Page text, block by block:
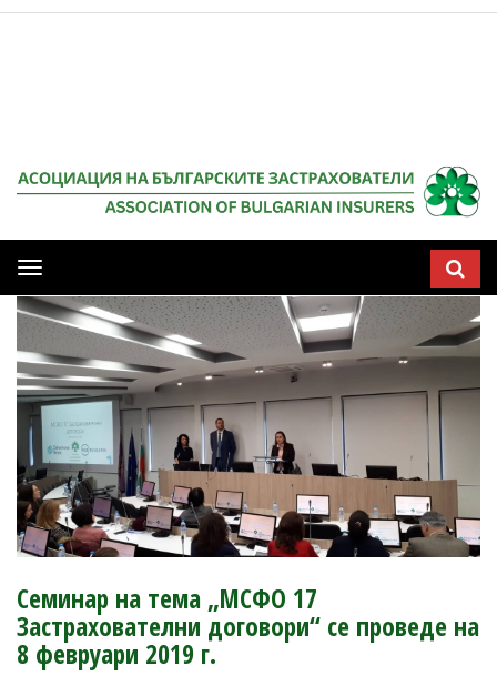
Мобилна
навигация
Семинар на тема „МСФО 17
Застрахователни договори“ се проведе на
8 февруари 2019 г.